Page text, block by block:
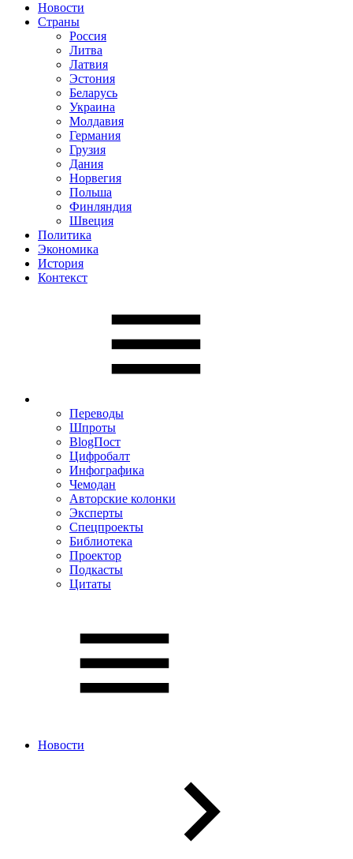
Новости
Страны
Россия
Литва
Латвия
Эстония
Беларусь
Украина
Молдавия
Германия
Грузия
Дания
Норвегия
Польша
Финляндия
Швеция
Политика
Экономика
История
Контекст
Переводы
Шпроты
BlogПост
Цифробалт
Инфографика
Чемодан
Авторские колонки
Эксперты
Спецпроекты
Библиотека
Проектор
Подкасты
Цитаты
Новости